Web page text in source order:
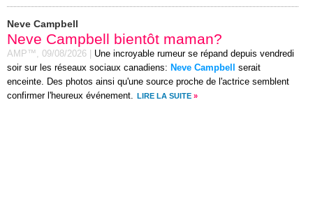
Neve Campbell
Neve Campbell bientôt maman?
AMP™, 09/08/2026
Une incroyable rumeur se répand depuis vendredi
soir sur les réseaux sociaux canadiens: Neve Campbell
serait
enceinte. Des photos ainsi qu'une source proche de l'actrice semblent
confirmer l'heureux événement.
LIRE LA SUITE »